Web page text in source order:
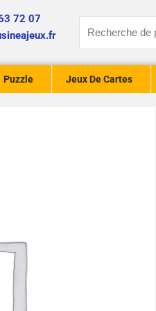
72 07
pour :
Puzzle Jeux De Cartes